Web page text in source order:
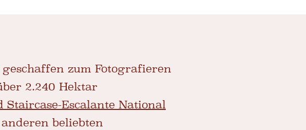
zum Fotografieren
2.240 Hektar
Staircase-Escalante National
beliebten